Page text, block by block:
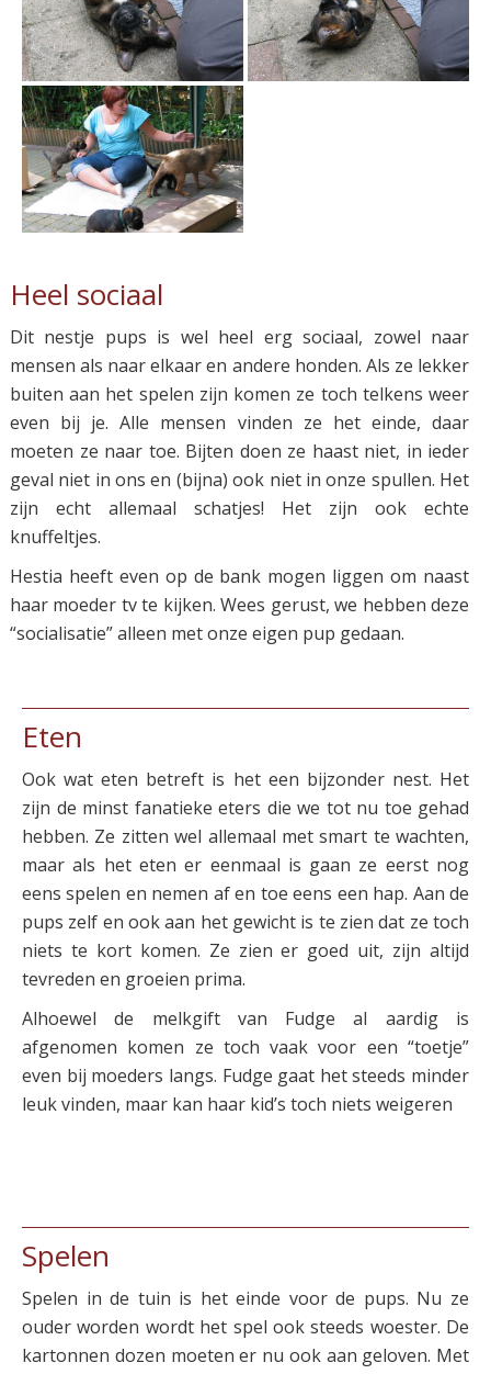
Heel sociaal
Dit nestje pups is wel heel erg sociaal, zowel naar
mensen als naar elkaar en andere honden. Als ze lekker
buiten aan het spelen zijn komen ze toch telkens weer
even bij je. Alle mensen vinden ze het einde, daar
moeten ze naar toe. Bijten doen ze haast niet, in ieder
geval niet in ons en (bijna) ook niet in onze spullen. Het
zijn echt allemaal schatjes! Het zijn ook echte
knuffeltjes.
Hestia heeft even op de bank mogen liggen om naast
haar moeder tv te kijken. Wees gerust, we hebben deze
“socialisatie” alleen met onze eigen pup gedaan.
Eten
Ook wat eten betreft is het een bijzonder nest. Het
zijn de minst fanatieke eters die we tot nu toe gehad
hebben. Ze zitten wel allemaal met smart te wachten,
maar als het eten er eenmaal is gaan ze eerst nog
eens spelen en nemen af en toe eens een hap. Aan de
pups zelf en ook aan het gewicht is te zien dat ze toch
niets te kort komen. Ze zien er goed uit, zijn altijd
tevreden en groeien prima.
Alhoewel de melkgift van Fudge al aardig is
afgenomen komen ze toch vaak voor een “toetje”
even bij moeders langs. Fudge gaat het steeds minder
leuk vinden, maar kan haar kid’s toch niets weigeren
Spelen
Spelen in de tuin is het einde voor de pups. Nu ze
ouder worden wordt het spel ook steeds woester. De
kartonnen dozen moeten er nu ook aan geloven. Met